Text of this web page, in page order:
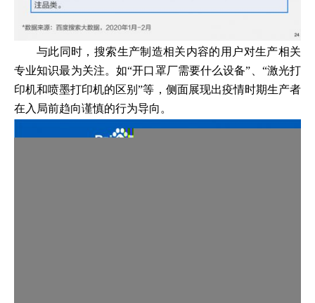
与此同时，搜索生产制造相关内容的用户对生产相关
专业知识最为关注。如“开口罩厂需要什么设备”、“激光打
印机和喷墨打印机的区别”等，侧面展现出疫情时期生产者
在入局前趋向谨慎的行为导向。